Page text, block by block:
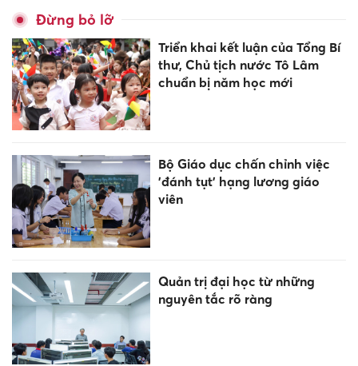
Đừng bỏ lỡ
Triển khai kết luận của Tổng Bí
thư, Chủ tịch nước Tô Lâm
chuẩn bị năm học mới
Bộ Giáo dục chấn chỉnh việc
'đánh tụt' hạng lương giáo
viên
Quản trị đại học từ những
nguyên tắc rõ ràng